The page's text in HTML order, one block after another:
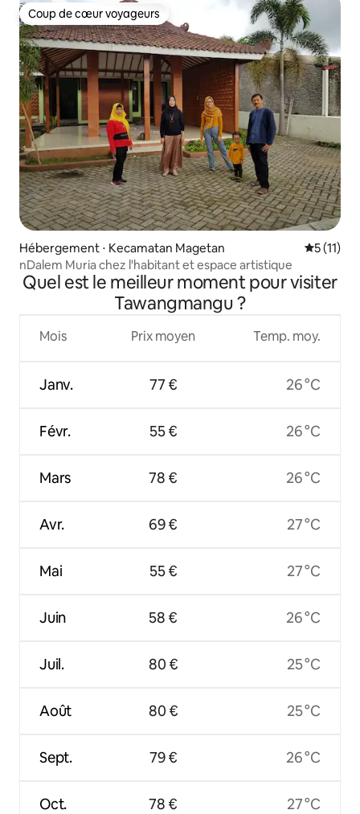
Coup de cœur voyageurs
Coup de cœur voyageurs
Hébergement ⋅ Kecamatan Magetan
5 (11)
nDalem Muria chez l'habitant et espace artistique
Quel est le meilleur moment pour visiter
Tawangmangu ?
Mois
Janv.
Févr.
Mars
Avr.
Mai
Juin
Juil.
Août
Sept.
Oct.
Prix moyen
77 €
55 €
78 €
69 €
55 €
58 €
80 €
80 €
79 €
78 €
Temp. moy.
26 °C
26 °C
26 °C
27 °C
27 °C
26 °C
25 °C
25 °C
26 °C
27 °C